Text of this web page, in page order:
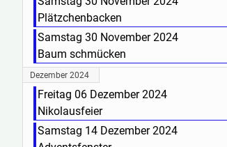
Plätzchenbacken
Samstag 30 November 2024
Baum schmücken
Dezember 2024
Freitag 06 Dezember 2024
Nikolausfeier
Samstag 14 Dezember 2024